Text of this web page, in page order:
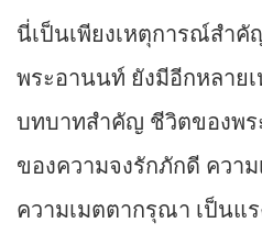
นี่เป็นเพียงเหตุการณ์สำ
พระอานนท์ ยังมีอีกหลาย
บทบาทสำคัญ ชีวิตของพ
ของความจงรักภักดี ควา
ความเมตตากรุณา เป็นแ